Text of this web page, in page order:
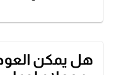
هل يمكن